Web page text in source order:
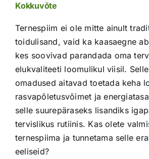
Kokkuvõte
Ternespiim ei ole mitte ainult
toidulisand, vaid ka kaasaegne
kes soovivad parandada oma
elukvaliteeti loomulikul viisil.
omadused aitavad toetada keha
rasvapõletusvõimet ja
selle suurepäraseks lisandiks
tervislikus rutiinis. Kas olete
ternespiima ja tunnetama selle
eeliseid?